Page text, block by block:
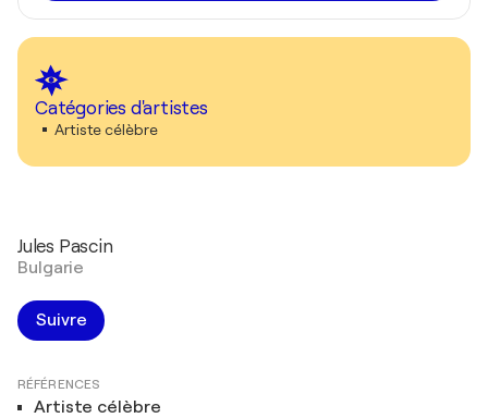
Catégories d'artistes
Artiste célèbre
Jules Pascin
Bulgarie
Suivre
RÉFÉRENCES
Artiste célèbre